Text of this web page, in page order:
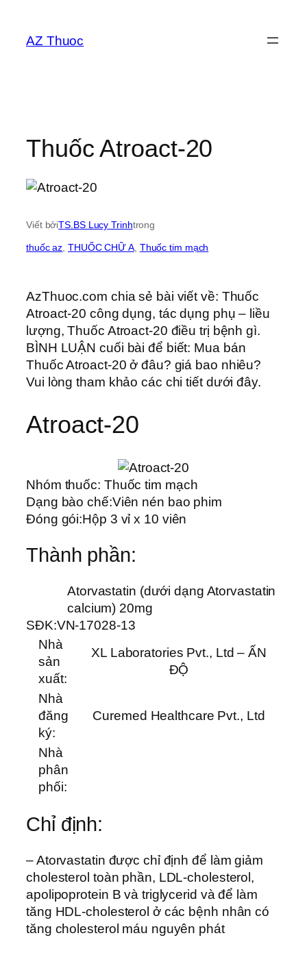
phầnAZ Thuoc
Thuốc Atroact-20
Viết bởiTS.BS Lucy Trinhtrong
thuốc az , THUỐC CHỮ A, Thuốc tim mạch
AzThuoc.com chia sẻ bài viết về: Thuốc
Atroact-20 công dụng, tác dụng phụ – liều
lượng, Thuốc Atroact-20 điều trị bệnh gì.
BÌNH LUẬN cuối bài để biết: Mua bán
Thuốc Atroact-20 ở đâu? giá bao nhiêu?
Vui lòng tham khảo các chi tiết dưới đây.
Atroact-20
Nhóm thuốc: Thuốc tim mạch
Dạng bào chế:Viên nén bao phim
Đóng gói:Hộp 3 vỉ x 10 viên
Thành phần:
Atorvastatin (dưới dạng Atorvastatin
calcium) 20mg
SĐK:VN-17028-13
Nhà
sản
xuất:
XL Laboratories Pvt., Ltd – ẤN
ĐỘ
Nhà
đăng
ký:
Curemed Healthcare Pvt., Ltd
Nhà
phân
phối:
Chỉ định:
– Atorvastatin được chỉ định để làm giảm
cholesterol toàn phần, LDL-cholesterol,
apolipoprotein B và triglycerid và để làm
tăng HDL-cholesterol ở các bệnh nhân có
tăng cholesterol máu nguyên phát